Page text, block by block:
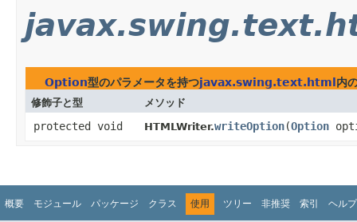
Option型のパラメータを持つjavax.swing.text.html 内
修飾子と型 メソッド
protected void HTMLWriter.writeOption​(Option
概要 モジュール パッケージ クラス 使用 ツリー 非推奨 索引 ヘルプ